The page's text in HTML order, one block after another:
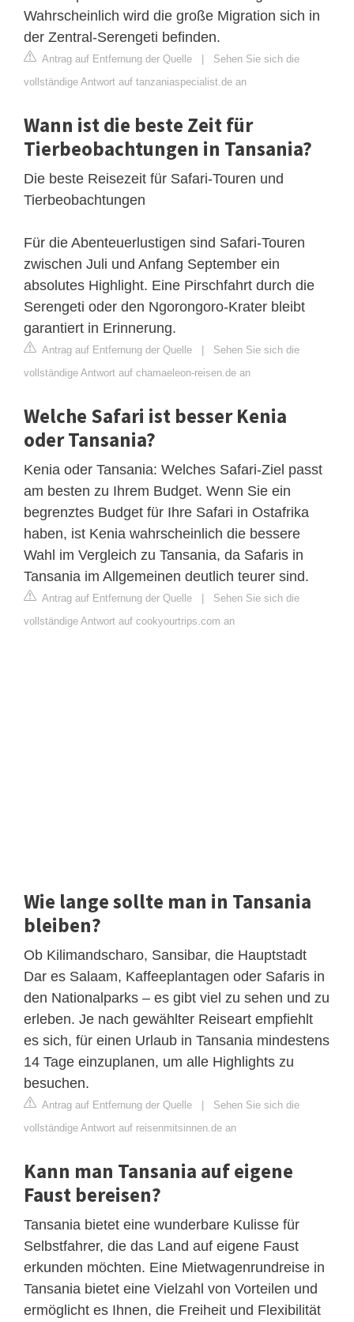
Wahrscheinlich wird die große Migration sich in
der Zentral-Serengeti befinden.
Antrag auf Entfernung der Quelle | Sehen Sie sich die
vollständige Antwort auf tanzaniaspecialist.de an
Wann ist die beste Zeit für
Tierbeobachtungen in Tansania?
Die beste Reisezeit für Safari-Touren und
Tierbeobachtungen
Für die Abenteuerlustigen sind Safari-Touren
zwischen Juli und Anfang September ein
absolutes Highlight. Eine Pirschfahrt durch die
Serengeti oder den Ngorongoro-Krater bleibt
garantiert in Erinnerung.
Antrag auf Entfernung der Quelle | Sehen Sie sich die
vollständige Antwort auf chamaeleon-reisen.de an
Welche Safari ist besser Kenia
oder Tansania?
Kenia oder Tansania: Welches Safari-Ziel passt
am besten zu Ihrem Budget. Wenn Sie ein
begrenztes Budget für Ihre Safari in Ostafrika
haben, ist Kenia wahrscheinlich die bessere
Wahl im Vergleich zu Tansania, da Safaris in
Tansania im Allgemeinen deutlich teurer sind.
Antrag auf Entfernung der Quelle | Sehen Sie sich die
vollständige Antwort auf cookyourtrips.com an
Wie lange sollte man in Tansania
bleiben?
Ob Kilimandscharo, Sansibar, die Hauptstadt
Dar es Salaam, Kaffeeplantagen oder Safaris in
den Nationalparks – es gibt viel zu sehen und zu
erleben. Je nach gewählter Reiseart empfiehlt
es sich, für einen Urlaub in Tansania mindestens
14 Tage einzuplanen, um alle Highlights zu
besuchen.
Antrag auf Entfernung der Quelle | Sehen Sie sich die
vollständige Antwort auf reisenmitsinnen.de an
Kann man Tansania auf eigene
Faust bereisen?
Tansania bietet eine wunderbare Kulisse für
Selbstfahrer, die das Land auf eigene Faust
erkunden möchten. Eine Mietwagenrundreise in
Tansania bietet eine Vielzahl von Vorteilen und
ermöglicht es Ihnen, die Freiheit und Flexibilität